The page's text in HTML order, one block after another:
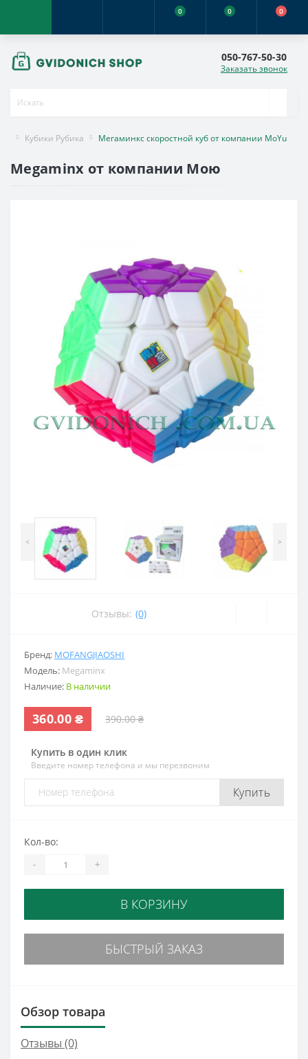
0 0 0
050-767-50-30
Заказать звонок
Кубики Рубика Мегаминкс скоростной куб от компании MoYu
Megaminx от компании Мою
< >
Отзывы: (0)
Бренд: MOFANGJIAOSHI
Модель: Megaminx
Наличие: В наличии
360.00 ₴ 390.00 ₴
Купить в один клик
Введите номер телефона и мы перезвоним
Купить
Кол-во:
- +
В КОРЗИНУ
БЫСТРЫЙ ЗАКАЗ
Обзор товара
Отзывы (0)